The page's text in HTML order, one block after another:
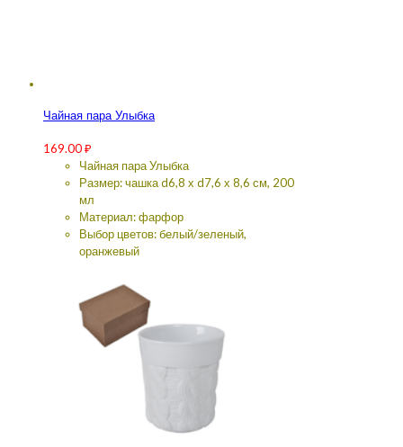
Чайная пара Улыбка
169.00₽
Чайная пара Улыбка
Размер: чашка d6,8 х d7,6 х 8,6 см, 200
мл
Материал: фарфор
Выбор цветов: белый/зеленый,
оранжевый